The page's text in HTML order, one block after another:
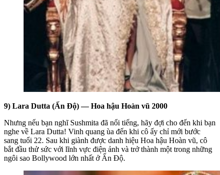
9) Lara Dutta (Ấn Độ) — Hoa hậu Hoàn vũ 2000
Nhưng nếu bạn nghĩ Sushmita đã nổi tiếng, hãy đợi cho đến khi bạn
nghe về Lara Dutta! Vinh quang ùa đến khi cô ấy chỉ mới bước
sang tuổi 22. Sau khi giành được danh hiệu Hoa hậu Hoàn vũ, cô
bắt đầu thử sức với lĩnh vực điện ảnh và trở thành một trong những
ngôi sao Bollywood lớn nhất ở Ấn Độ.